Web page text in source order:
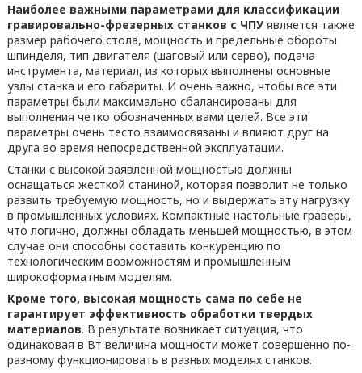
Наиболее важными параметрами для классификации
гравировально-фрезерных станков с ЧПУ является также
размер рабочего стола, мощность и предельные обороты
шпинделя, тип двигателя (шаговый или серво), подача
инструмента, материал, из которых выполнены основные
узлы станка и его габариты. И очень важно, чтобы все эти
параметры были максимально сбалансированы для
выполнения четко обозначенных вами целей. Все эти
параметры очень тесто взаимосвязаны и влияют друг на
друга во время непосредственной эксплуатации.
Станки с высокой заявленной мощностью должны
оснащаться жесткой станиной, которая позволит не только
развить требуемую мощность, но и выдержать эту нагрузку
в промышленных условиях. Компактные настольные граверы,
что логично, должны обладать меньшей мощностью, в этом
случае они способны составить конкуренцию по
технологическим возможностям и промышленным
широкоформатным моделям.
Кроме того, высокая мощность сама по себе не
гарантирует эффективность обработки твердых
материалов. В результате возникает ситуация, что
одинаковая в Вт величина мощности может совершенно по-
разному функционировать в разных моделях станков.